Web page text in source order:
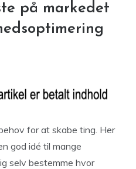
på markedet
for at skabe ting. Her
god idé til mange
selv bestemme hvor